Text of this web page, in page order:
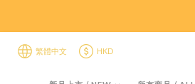
繁體中文 HKD